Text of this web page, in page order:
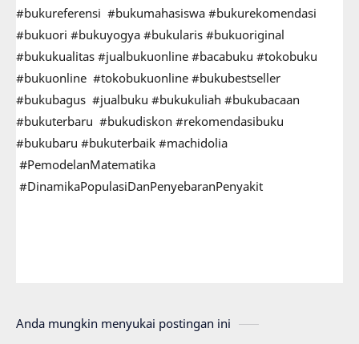
#bukureferensi #bukumahasiswa #bukurekomendasi
#bukuori #bukuyogya #bukularis #bukuoriginal
#bukukualitas #jualbukuonline #bacabuku #tokobuku
#bukuonline #tokobukuonline #bukubestseller
#bukubagus #jualbuku #bukukuliah #bukubacaan
#bukuterbaru #bukudiskon #rekomendasibuku
#bukubaru #bukuterbaik #machidolia
#PemodelanMatematika
#DinamikaPopulasiDanPenyebaranPenyakit
Anda mungkin menyukai postingan ini